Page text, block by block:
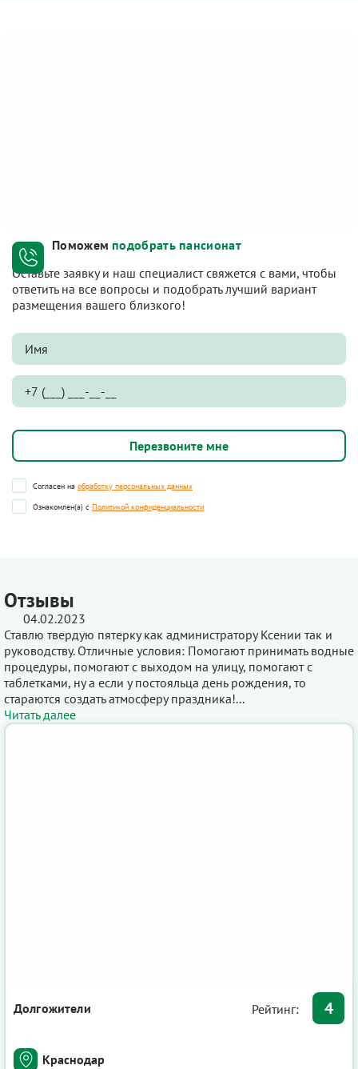
Поможем подобрать пансионат
Оставьте заявку и наш специалист свяжется с вами, чтобы
ответить на все вопросы и подобрать лучший вариант
размещения вашего близкого!
Согласен на обработку персональных данных
Ознакомлен(а) с Политикой конфиденциальности
Отзывы
04.02.2023
Ставлю твердую пятерку как администратору Ксении так и
руководству. Отличные условия: Помогают принимать водные
процедуры, помогают с выходом на улицу, помогают с
таблетками, ну а если у постояльца день рождения, то
стараются создать атмосферу праздника!...
Читать далее
Долгожители Рейтинг: 4
Краснодар